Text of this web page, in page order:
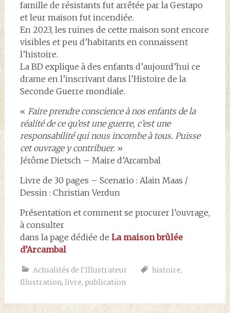
famille de résistants fut arrêtée par la Gestapo
et leur maison fut incendiée.
En 2023, les ruines de cette maison sont encore
visibles et peu d’habitants en connaissent
l’histoire.
La BD explique à des enfants d’aujourd’hui ce
drame en l’inscrivant dans l’Histoire de la
Seconde Guerre mondiale.
« Faire prendre conscience à nos enfants de la
réalité de ce qu’est une guerre, c’est une
responsabilité qui nous incombe à tous. Puisse
cet ouvrage y contribuer. »
Jérôme Dietsch – Maire d’Arcambal
Livre de 30 pages – Scenario : Alain Maas /
Dessin : Christian Verdun
Présentation et comment se procurer l’ouvrage,
à consulter
dans la page dédiée de La maison brûlée
d’Arcambal
Actualités de l'Illustrateur histoire,
Illustration, livre, publication